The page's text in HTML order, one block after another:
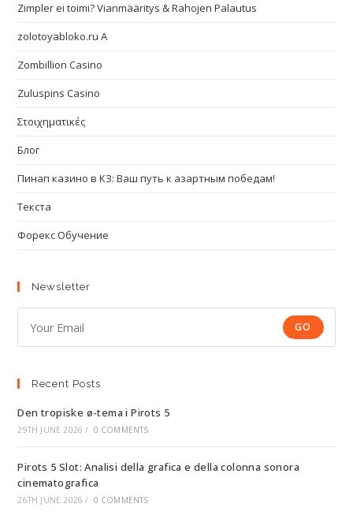
Zimpler ei toimi? Vianmääritys & Rahojen Palautus
zolotoyabloko.ru A
Zombillion Casino
Zuluspins Casino
Στοιχηματικές
Блог
Пинап казино в КЗ: Ваш путь к азартным победам!
Текста
Форекс Обучение
Newsletter
GO
Recent Posts
Den tropiske ø-tema i Pirots 5
29TH JUNE 2026 / 0 COMMENTS
Pirots 5 Slot: Analisi della grafica e della colonna sonora
cinematografica
26TH JUNE 2026 / 0 COMMENTS